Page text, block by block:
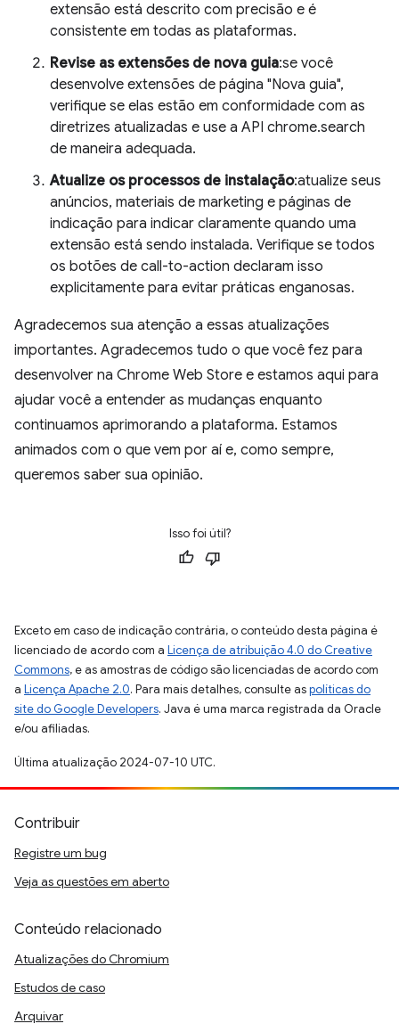
extensão está descrito com precisão e é
consistente em todas as plataformas.
Revise as extensões de nova guia:se você
desenvolve extensões de página "Nova guia",
verifique se elas estão em conformidade com as
diretrizes atualizadas e use a API chrome.search
de maneira adequada.
Atualize os processos de instalação:atualize seus
anúncios, materiais de marketing e páginas de
indicação para indicar claramente quando uma
extensão está sendo instalada. Verifique se todos
os botões de call-to-action declaram isso
explicitamente para evitar práticas enganosas.
Agradecemos sua atenção a essas atualizações
importantes. Agradecemos tudo o que você fez para
desenvolver na Chrome Web Store e estamos aqui para
ajudar você a entender as mudanças enquanto
continuamos aprimorando a plataforma. Estamos
animados com o que vem por aí e, como sempre,
queremos saber sua opinião.
Isso foi útil?
Exceto em caso de indicação contrária, o conteúdo desta página é
licenciado de acordo com a Licença de atribuição 4.0 do Creative
Commons, e as amostras de código são licenciadas de acordo com
a Licença Apache 2.0. Para mais detalhes, consulte aspolíticas do
site do Google Developers. Java é uma marca registrada da Oracle
e/ou afiliadas.
Última atualização 2024-07-10 UTC.
Contribuir
Registre um bug
Veja as questões em aberto
Conteúdo relacionado
Atualizações do Chromium
Estudos de caso
Arquivar